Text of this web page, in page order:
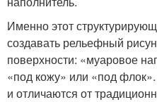
Именно этот
создавать рельефный
поверхности: «муаровое
«под кожу» или «под
и отличаются от